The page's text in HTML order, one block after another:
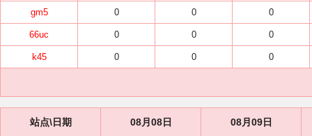
gm5 0 0 0
66uc 0 0 0
k45 0 0 0
站点\日期 08月08日 08月09日